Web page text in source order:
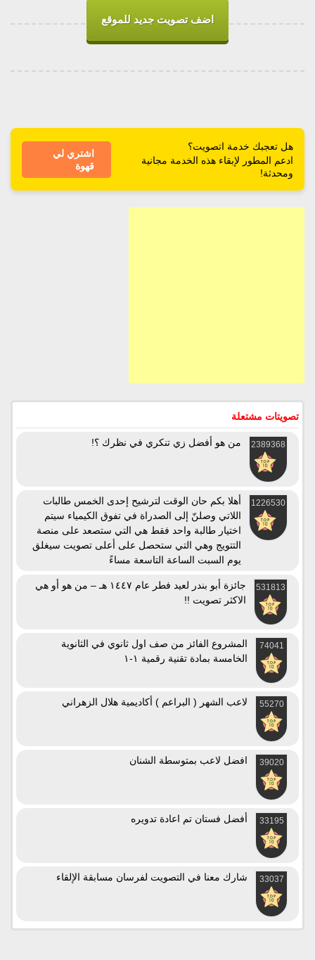
اضف تصويت جديد للموقع
هل تعجبك خدمة اتصويت؟
ادعم المطور لإبقاء هذه الخدمة مجانية
ومحدثة!
اشتري لي
قهوة
تصويتات مشتعلة
2389368 من هو أفضل زي تنكري في نظرك ؟!
1226530
أهلا بكم حان الوقت لترشيح إحدى الخمس طالبات
اللاتي وصلنّ إلى الصدراة في تفوق الكيمياء سيتم
اختيار طالبة واحد فقط هي التي ستصعد على منصة
التتويج وهي التي ستحصل على أعلى تصويت سيغلق
يوم السبت الساعة التاسعة مساءً
531813
جائزة أبو بندر لعيد فطر عام ١٤٤٧ هـ – من هو أو هي
الاكثر تصويت !!
74041
المشروع الفائز من صف اول ثانوي في الثانوية
الخامسة بمادة تقنية رقمية ١-١
55270 لاعب الشهر ( البراعم ) أكاديمية هلال الزهراني
39020 افضل لاعب بمتوسطة الشنان
33195 أفضل فستان تم اعادة تدويره
33037 شارك معنا في التصويت لفرسان مسابقة الإلقاء